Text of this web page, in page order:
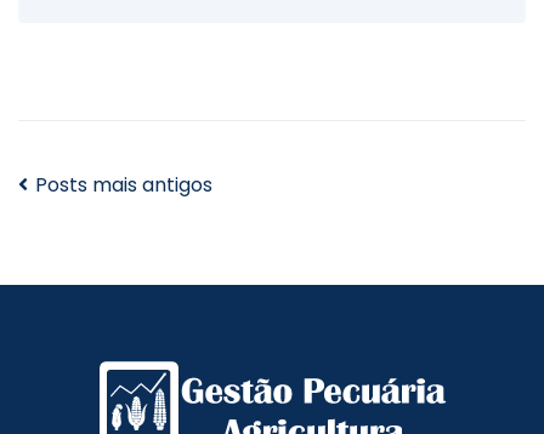
Posts mais antigos